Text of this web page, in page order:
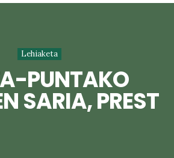
Lehiaketa
PUNTAKO
SARIA, PREST